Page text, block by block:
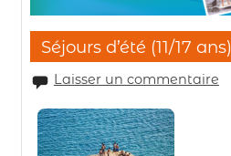
Séjours d’été (11/17 ans)
Laisser un commentaire